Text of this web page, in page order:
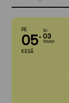
PE
05
KESÄ
SU
03
TAMMI